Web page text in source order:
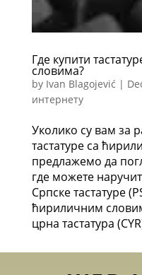
Где купити
словима?
by Ivan Blagojević |
интернету
Уколико су вам за
тастатуре са
предлажемо да
где можете
Српске тастатуре
ћириличним
црна тастатура